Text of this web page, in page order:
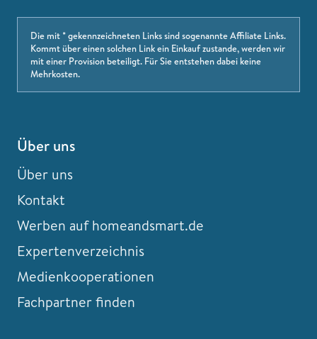
Die mit * gekennzeichneten Links sind sogenannte Affiliate Links.
Kommt über einen solchen Link ein Einkauf zustande, werden wir
mit einer Provision beteiligt. Für Sie entstehen dabei keine
Mehrkosten.
Über uns
Über uns
Kontakt
Werben auf homeandsmart.de
Expertenverzeichnis
Medienkooperationen
Fachpartner finden